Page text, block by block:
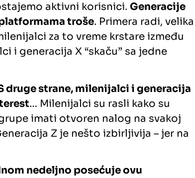
aktivni korisnici. Generacije
troše. Primera radi, velika
za to vreme krstare između
generacija X “skaču” sa jedne
druge strane, milenijalci i generacija
… Milenijalci su rasli kako su
imati otvoren nalog na svakoj
Z je nešto izbirljivija – jer na
nedeljno posećuje ovu